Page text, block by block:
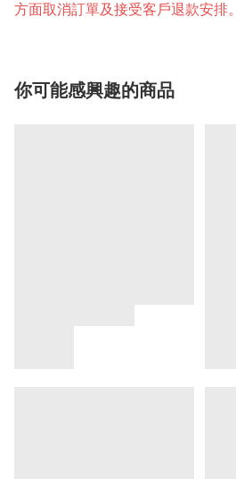
方面取消訂單及接受客戶退款安排。
你可能感興趣的商品